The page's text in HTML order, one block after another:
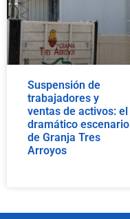
Suspensión de
trabajadores y
ventas de activos: el
dramático escenario
de Granja Tres
Arroyos